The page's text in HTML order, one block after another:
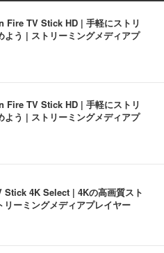
Fire TV Stick HD | 手軽にストリ
よう | ストリーミングメディアプ
Fire TV Stick HD | 手軽にストリ
よう | ストリーミングメディアプ
4K Select | 4Kの高画質スト
リーミングメディアプレイヤー